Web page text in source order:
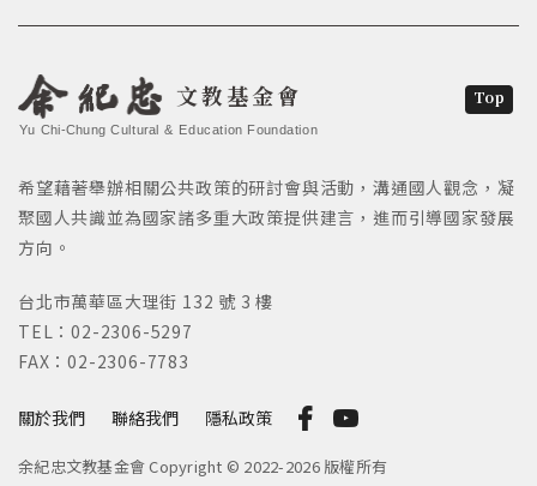
文教基金會
Yu Chi-Chung Cultural & Education Foundation
關於我們 聯絡我們 隱私政策
希望藉著舉辦相關公共政策的研討會與活動，溝通國人觀念，凝
聚國人共識並為國家諸多重大政策提供建言，進而引導國家發展
方向。
台北市萬華區大理街 132 號 3 樓
TEL：02-2306-5297
FAX：02-2306-7783
余紀忠文教基金會 Copyright © 2022-2026 版權所有
Top